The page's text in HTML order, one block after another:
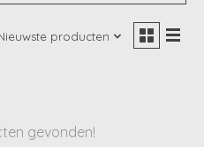
producten
gevonden!